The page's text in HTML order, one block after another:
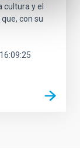
cultura y el
con su